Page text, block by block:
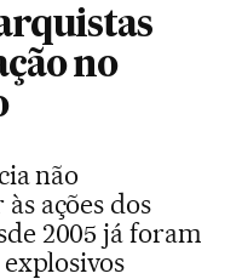
no
não
ações dos
2005 já foram